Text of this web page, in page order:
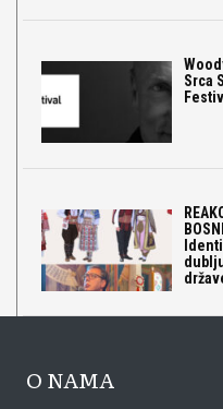
Srca
O NAMA